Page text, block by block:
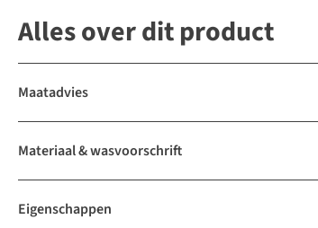
Alles over dit product
Maatadvies
Materiaal & wasvoorschrift
Eigenschappen